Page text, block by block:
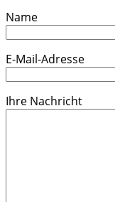
Name
E-Mail-Adresse
Ihre Nachricht